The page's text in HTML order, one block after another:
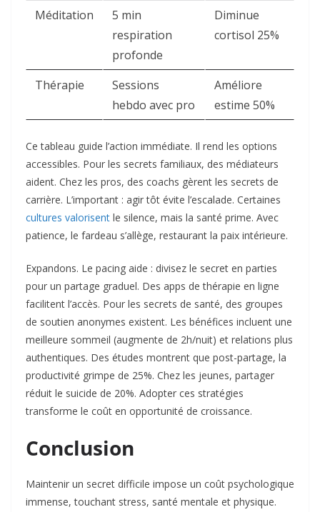
Méditation
5 min
respiration
profonde
Diminue
cortisol 25% ​
Thérapie
Sessions
hebdo avec pro
Améliore
estime 50% ​
Ce tableau guide l’action immédiate. Il rend les options
accessibles. Pour les secrets familiaux, des médiateurs
aident. Chez les pros, des coachs gèrent les secrets de
carrière. L’important : agir tôt évite l’escalade. Certaines
cultures valorisent le silence, mais la santé prime. Avec
patience, le fardeau s’allège, restaurant la paix intérieure.
Expandons. Le pacing aide : divisez le secret en parties
pour un partage graduel. Des apps de thérapie en ligne
facilitent l’accès. Pour les secrets de santé, des groupes
de soutien anonymes existent. Les bénéfices incluent une
meilleure sommeil (augmente de 2h/nuit) et relations plus
authentiques. Des études montrent que post-partage, la
productivité grimpe de 25%. Chez les jeunes, partager
réduit le suicide de 20%. Adopter ces stratégies
transforme le coût en opportunité de croissance.
Conclusion
Maintenir un secret difficile impose un coût psychologique
immense, touchant stress, santé mentale et physique.